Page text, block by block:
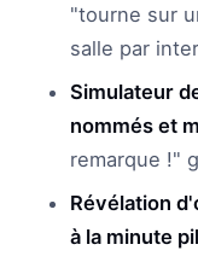
"tourne sur
salle par
Simulateur
nommés et
remarque !"
Révélation
à la minute